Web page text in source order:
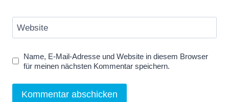
Website
Name, E-Mail-Adresse und Website in diesem Browser
für meinen nächsten Kommentar speichern.